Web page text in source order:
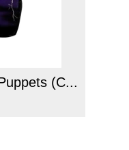
(C...